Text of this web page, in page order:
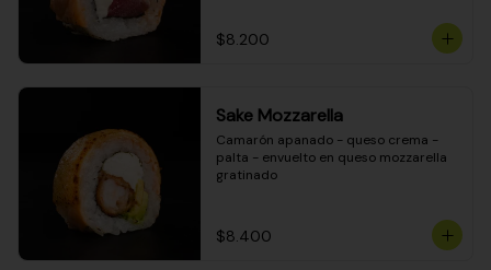
$8.200
Sake Mozzarella
Camarón apanado - queso crema -
palta - envuelto en queso mozzarella
gratinado
$8.400